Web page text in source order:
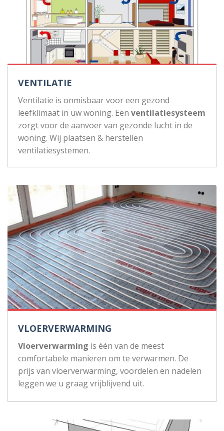
VENTILATIE
Ventilatie is onmisbaar voor een gezond
leefklimaat in uw woning. Een ventilatiesysteem
zorgt voor de aanvoer van gezonde lucht in de
woning. Wij plaatsen & herstellen
ventilatiesystemen.
VLOERVERWARMING
Vloerverwarming is één van de meest
comfortabele manieren om te verwarmen. De
prijs van vloerverwarming, voordelen en nadelen
leggen we u graag vrijblijvend uit.